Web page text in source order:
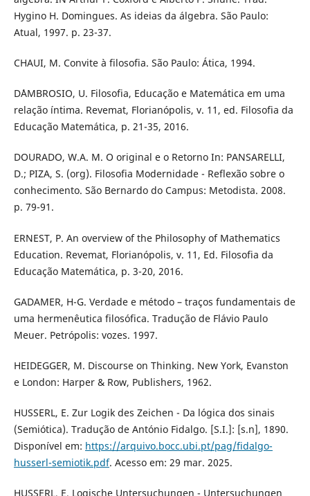
Hygino H. Domingues. As ideias da álgebra. São Paulo:
Atual, 1997. p. 23-37.
CHAUI, M. Convite à filosofia. São Paulo: Ática, 1994.
D´AMBROSIO, U. Filosofia, Educação e Matemática em uma
relação íntima. Revemat, Florianópolis, v. 11, ed. Filosofia da
Educação Matemática, p. 21-35, 2016.
DOURADO, W.A. M. O original e o Retorno In: PANSARELLI,
D.; PIZA, S. (org). Filosofia Modernidade - Reflexão sobre o
conhecimento. São Bernardo do Campus: Metodista. 2008.
p. 79-91.
ERNEST, P. An overview of the Philosophy of Mathematics
Education. Revemat, Florianópolis, v. 11, Ed. Filosofia da
Educação Matemática, p. 3-20, 2016.
GADAMER, H-G. Verdade e método – traços fundamentais de
uma hermenêutica filosófica. Tradução de Flávio Paulo
Meuer. Petrópolis: vozes. 1997.
HEIDEGGER, M. Discourse on Thinking. New York, Evanston
e London: Harper & Row, Publishers, 1962.
HUSSERL, E. Zur Logik des Zeichen - Da lógica dos sinais
(Semiótica). Tradução de António Fidalgo. [S.I.]: [s.n], 1890.
Disponível em: https://arquivo.bocc.ubi.pt/pag/fidalgo-
husserl-semiotik.pdf. Acesso em: 29 mar. 2025.
HUSSERL, E. Logische Untersuchungen - Untersuchungen